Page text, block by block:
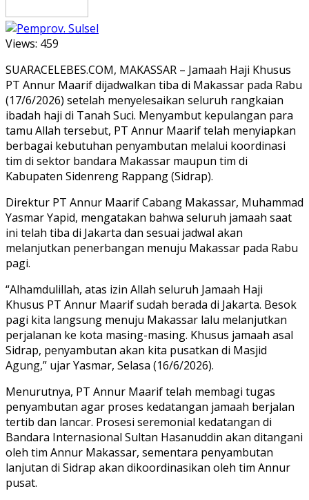
Views: 459
SUARACELEBES.COM, MAKASSAR – Jamaah Haji Khusus
PT Annur Maarif dijadwalkan tiba di Makassar pada Rabu
(17/6/2026) setelah menyelesaikan seluruh rangkaian
ibadah haji di Tanah Suci. Menyambut kepulangan para
tamu Allah tersebut, PT Annur Maarif telah menyiapkan
berbagai kebutuhan penyambutan melalui koordinasi
tim di sektor bandara Makassar maupun tim di
Kabupaten Sidenreng Rappang (Sidrap).
Direktur PT Annur Maarif Cabang Makassar, Muhammad
Yasmar Yapid, mengatakan bahwa seluruh jamaah saat
ini telah tiba di Jakarta dan sesuai jadwal akan
melanjutkan penerbangan menuju Makassar pada Rabu
pagi.
“Alhamdulillah, atas izin Allah seluruh Jamaah Haji
Khusus PT Annur Maarif sudah berada di Jakarta. Besok
pagi kita langsung menuju Makassar lalu melanjutkan
perjalanan ke kota masing-masing. Khusus jamaah asal
Sidrap, penyambutan akan kita pusatkan di Masjid
Agung,” ujar Yasmar, Selasa (16/6/2026).
Menurutnya, PT Annur Maarif telah membagi tugas
penyambutan agar proses kedatangan jamaah berjalan
tertib dan lancar. Prosesi seremonial kedatangan di
Bandara Internasional Sultan Hasanuddin akan ditangani
oleh tim Annur Makassar, sementara penyambutan
lanjutan di Sidrap akan dikoordinasikan oleh tim Annur
pusat.